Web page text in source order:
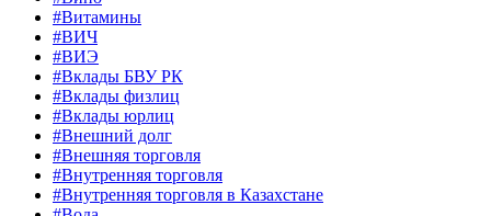
#Витамины
#ВИЧ
#ВИЭ
#Вклады БВУ РК
#Вклады физлиц
#Вклады юрлиц
#Внешний долг
#Внешняя торговля
#Внутренняя торговля
#Внутренняя торговля в Казахстане